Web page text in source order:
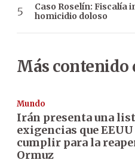
Caso Roselín: Fiscalía
homicidio doloso
Más contenido
Mundo
Irán presenta una
exigencias que EEUU
cumplir para la
Ormuz